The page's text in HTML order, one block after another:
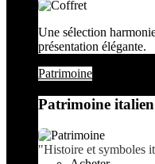
Une sélection
présentation élégante.
Patrimoine
Patrimoine italien
"Histoire et symboles